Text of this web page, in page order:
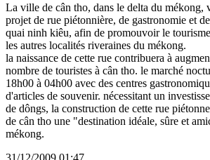
La ville de cân tho, dans le delta du mékong,
projet de rue piétonnière, de gastronomie et
quai ninh kiêu, afin de promouvoir le
les autres localités riveraines du mékong.
la naissance de cette rue contribuera à
nombre de touristes à cân tho. le marché
18h00 à 04h00 avec des centres
d'articles de souvenir. nécessitant un
de dôngs, la construction de cette rue
de cân tho une "destination idéale, sûre et
mékong.
31/12/2009 01:47